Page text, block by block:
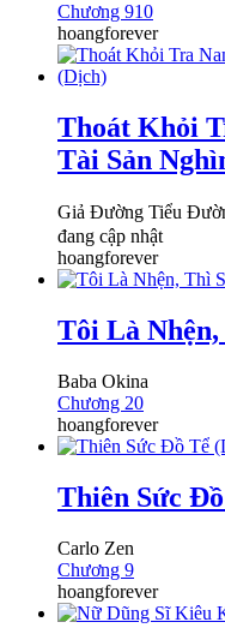
Chương 910
hoangforever
Thoát Khỏi
Tài Sản
Giả Đường Tiểu
đang cập nhật
hoangforever
Tôi Là
Baba Okina
Chương 20
hoangforever
Thiên Sức
Carlo Zen
Chương 9
hoangforever